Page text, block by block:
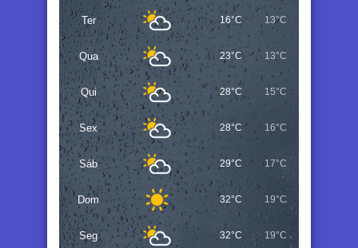
Ter 16°C 13°C
Qua 23°C 13°C
Qui 28°C 15°C
Sex 28°C 16°C
Sáb 29°C 17°C
Dom 32°C 19°C
Seg 32°C 19°C